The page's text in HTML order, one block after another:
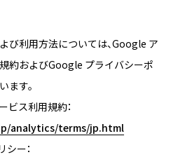
び利用方法については、Google ア
約およびGoogle プライバシーポ
ます。
ス利用規約：
analytics/terms/jp.html
ー：